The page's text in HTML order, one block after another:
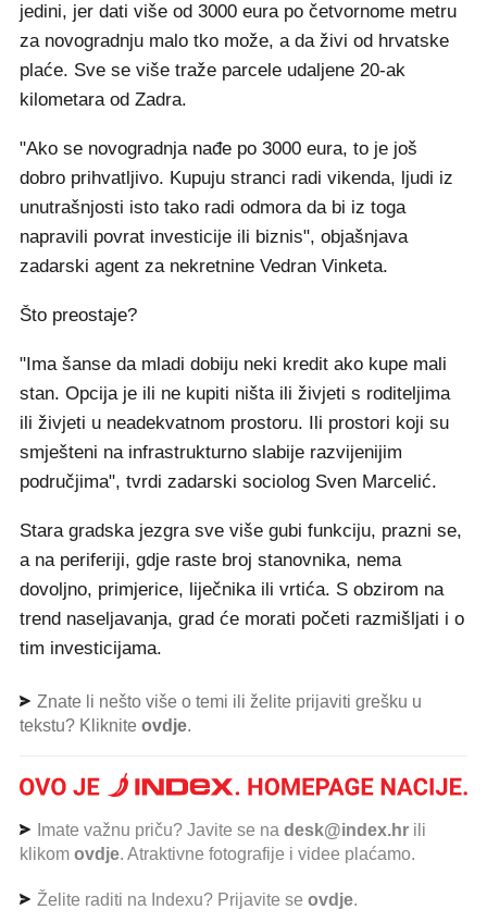
jedini, jer dati više od 3000 eura po četvornome metru
za novogradnju malo tko može, a da živi od hrvatske
plaće. Sve se više traže parcele udaljene 20-ak
kilometara od Zadra.
"Ako se novogradnja nađe po 3000 eura, to je još
dobro prihvatljivo. Kupuju stranci radi vikenda, ljudi iz
unutrašnjosti isto tako radi odmora da bi iz toga
napravili povrat investicije ili biznis", objašnjava
zadarski agent za nekretnine Vedran Vinketa.
Što preostaje?
"Ima šanse da mladi dobiju neki kredit ako kupe mali
stan. Opcija je ili ne kupiti ništa ili živjeti s roditeljima
ili živjeti u neadekvatnom prostoru. Ili prostori koji su
smješteni na infrastrukturno slabije razvijenijim
područjima", tvrdi zadarski sociolog Sven Marcelić.
Stara gradska jezgra sve više gubi funkciju, prazni se,
a na periferiji, gdje raste broj stanovnika, nema
dovoljno, primjerice, liječnika ili vrtića. S obzirom na
trend naseljavanja, grad će morati početi razmišljati i o
tim investicijama.
Znate li nešto više o temi ili želite prijaviti grešku u
tekstu? Kliknite ovdje.
Imate važnu priču? Javite se na desk@index.hr ili
klikom ovdje. Atraktivne fotografije i videe plaćamo.
Želite raditi na Indexu? Prijavite se ovdje.